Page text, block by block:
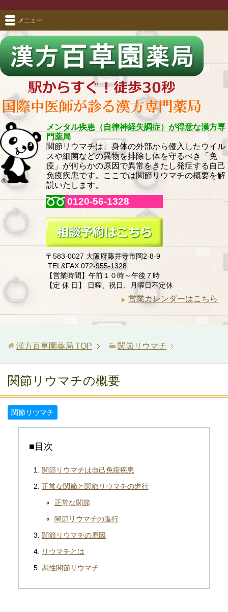
メンタル疾患（自律神経失調症）が得意な漢方専
門薬局
関節リウマチは、身体の外部から侵入したウイル
スや細菌などの異物を排除し体を守るべき「免
疫」が何らかの原因で異常をきたし発症する自己
免疫疾患です。ここでは関節リウマチの概要を解
説いたします。
0120-56-1328
〒583-0027 大阪府藤井寺市岡2-8-9
TEL&FAX 072-955-1328
【営業時間】午前１０時～午後７時
【定 休 日】 日曜、祝日、月曜日不定休
営業カレンダーはこちら
メニュー
漢方百草園薬局 TOP 関節リウマチ
関節リウマチの概要
関節リウマチ
■目次
関節リウマチは自己免疫疾患
正常な関節と関節リウマチの進行
正常な関節
関節リウマチの進行
関節リウマチの原因
リウマチとは
悪性関節リウマチ